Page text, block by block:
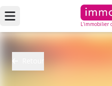
L'immobilier